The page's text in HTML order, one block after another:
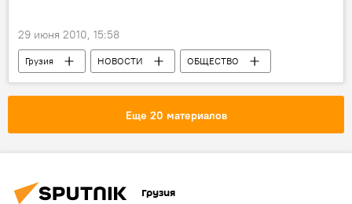
29 июня 2010, 15:58
Грузия НОВОСТИ ОБЩЕСТВО
Еще 20 материалов
Грузия